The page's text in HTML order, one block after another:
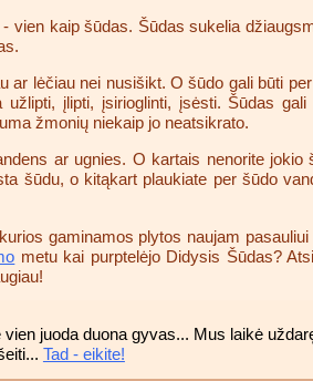
kaip šūdas. Šūdas sukelia
lėčiau nei nusišikt. O šūdo gali būti
įlipti, įsirioglinti, įsėsti. Šūdas
žmonių niekaip jo neatsikrato.
ar ugnies. O kartais nenorite
šūdu, o kitąkart plaukiate per šūdo
gaminamos plytos naujam pasauliui
metu kai purptelėjo Didysis Šūdas?
juoda duona gyvas... Mus laikė
Tad - eikite!